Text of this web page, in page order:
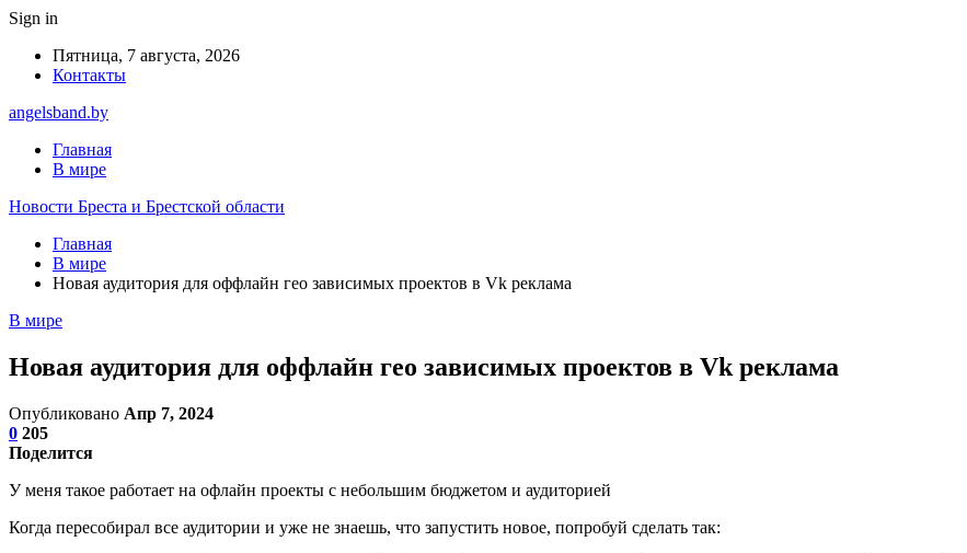
Sign in
Пятница, 7 августа, 2026
Контакты
angelsband.by
Главная
В мире
Новости Бреста и Брестской области
Главная
В мире
Новая аудитория для оффлайн гео зависимых проектов в Vk реклама
В мире
Новая аудитория для оффлайн гео зависимых проектов в Vk реклама
Опубликовано Апр 7, 2024
0 205
Поделится
У меня такое работает на офлайн проекты с небольшим бюджетом и аудиторией
Когда пересобирал все аудитории и уже не знаешь, что запустить новое, попробуй сделать так: